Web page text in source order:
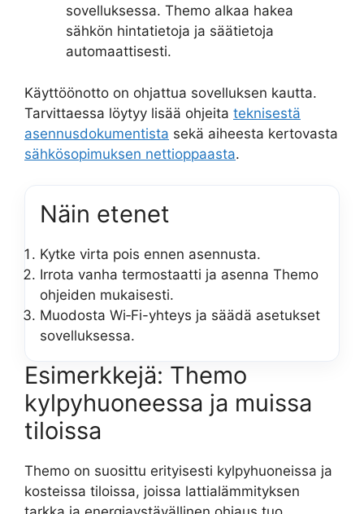
sovelluksessa. Themo alkaa hakea
sähkön hintatietoja ja säätietoja
automaattisesti.
Käyttöönotto on ohjattua sovelluksen kautta.
Tarvittaessa löytyy lisää ohjeita teknisestä
asennusdokumentista sekä aiheesta kertovasta
sähkösopimuksen nettioppaasta.
Näin etenet
Kytke virta pois ennen asennusta.
Irrota vanha termostaatti ja asenna Themo
ohjeiden mukaisesti.
Muodosta Wi‑Fi-yhteys ja säädä asetukset
sovelluksessa.
Esimerkkejä: Themo
kylpyhuoneessa ja muissa
tiloissa
Themo on suosittu erityisesti kylpyhuoneissa ja
kosteissa tiloissa, joissa lattialämmityksen